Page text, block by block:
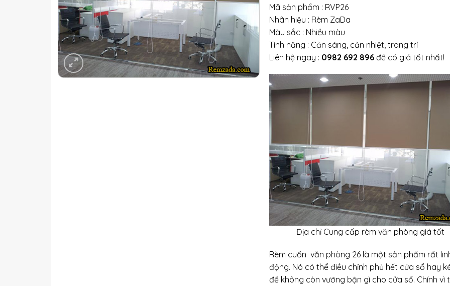
Mã sản phẩm : RVP26
Nhãn hiệu : Rèm ZaDa
Màu sắc : Nhiều màu
Tính năng : Cản sáng, cản nhiệt, trang trí
Liên hệ ngay : 0982 692 896 để có giá tốt nhất!
Địa chỉ Cung cấp rèm văn phòng giá tốt
Rèm cuốn văn phòng 26 là một sản phẩm rất
động. Nó có thể điều chỉnh phủ hết cửa sổ hay
để không còn vướng bận gì cho cửa sổ. Chính vì